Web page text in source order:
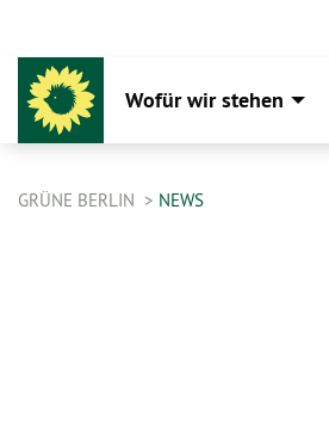
Wofür wir stehen
GRÜNE BERLIN NEWS